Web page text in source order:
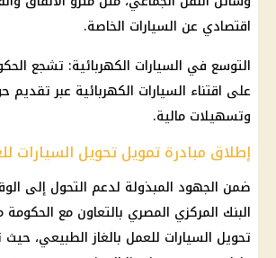
اقتصادي عن السيارات الخاصة.
التوسع في السيارات الكهربائية: تشجع
على اقتناء السيارات الكهربائية عبر تقديم
وتسهيلات مالية.
إطلاق مبادرة تمويل تحويل السيارات
ضمن الجهود المبذولة لدعم التحول إلى
البنك المركزي المصري بالتعاون مع الحكومة
تحويل السيارات